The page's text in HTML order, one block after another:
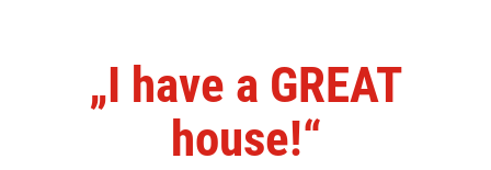
„I have a GREAT
house!“